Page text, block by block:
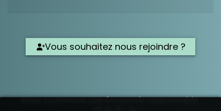
Vous souhaitez nous rejoindre ?
Nous soutenons une économie responsable